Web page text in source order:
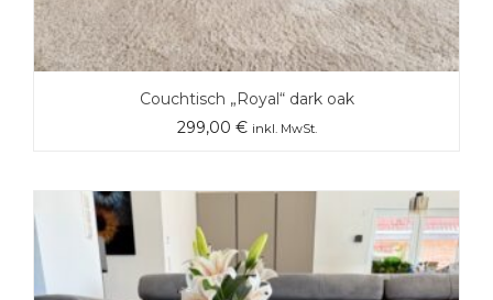
Couchtisch „Royal“ dark oak
299,00 € inkl. MwSt.